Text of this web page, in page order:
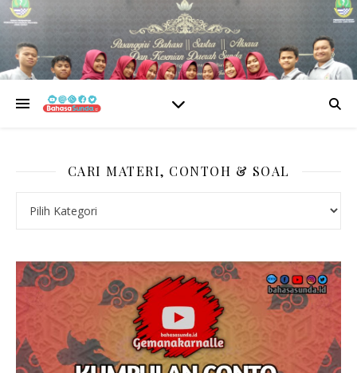
CARI MATERI, CONTOH & SOAL